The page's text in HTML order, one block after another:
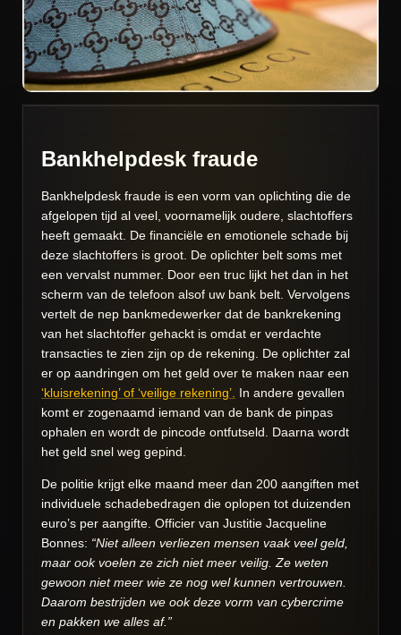
Bankhelpdesk fraude
Bankhelpdesk fraude is een vorm van oplichting die de
afgelopen tijd al veel, voornamelijk oudere, slachtoffers
heeft gemaakt. De financiële en emotionele schade bij
deze slachtoffers is groot. De oplichter belt soms met
een vervalst nummer. Door een truc lijkt het dan in het
scherm van de telefoon alsof uw bank belt. Vervolgens
vertelt de nep bankmedewerker dat de bankrekening
van het slachtoffer gehackt is omdat er verdachte
transacties te zien zijn op de rekening. De oplichter zal
er op aandringen om het geld over te maken naar een
‘kluisrekening’ of ‘veilige rekening’. In andere gevallen
komt er zogenaamd iemand van de bank de pinpas
ophalen en wordt de pincode ontfutseld. Daarna wordt
het geld snel weg gepind.
De politie krijgt elke maand meer dan 200 aangiften met
individuele schadebedragen die oplopen tot duizenden
euro’s per aangifte. Officier van Justitie Jacqueline
Bonnes: “Niet alleen verliezen mensen vaak veel geld,
maar ook voelen ze zich niet meer veilig. Ze weten
gewoon niet meer wie ze nog wel kunnen vertrouwen.
Daarom bestrijden we ook deze vorm van cybercrime
en pakken we alles af.”